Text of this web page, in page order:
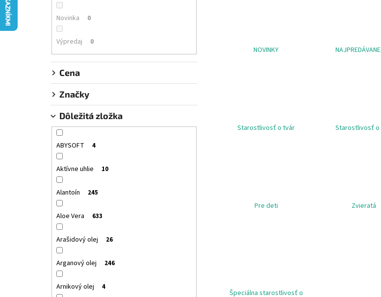
Novinka 0
Výpredaj 0
Cena
Značky
Dôležitá zložka
ABYSOFT 4
Aktívne uhlie 10
Alantoín 245
Aloe Vera 633
Arašidový olej 26
Arganový olej 246
Arnikový olej 4
NOVINKY
Starostlivosť o tvár Starostlivosť o
Pre deti Zvieratá
Špeciálna starostlivosť o
SANTO VOLCANO SPA KOZMETICKÉ SÉRUM -
COSMETIC SERUM – OIL HAIR & BODY
Pôvodne:€1,98